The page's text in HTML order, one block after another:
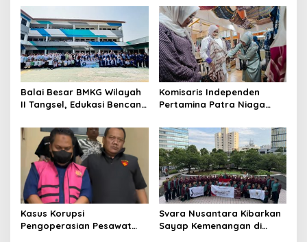
Balai Besar BMKG Wilayah
II Tangsel, Edukasi Bencana
kepada pelajar UPTD SMPN
23
Komisaris Independen
Pertamina Patra Niaga
Mitra Binaan dengan
Sentuhan Kemanusiaan dan
Keberlanjutan
Kasus Korupsi
Pengoperasian Pesawat
Svara Nusantara Kibarkan
Sayap Kemenangan di